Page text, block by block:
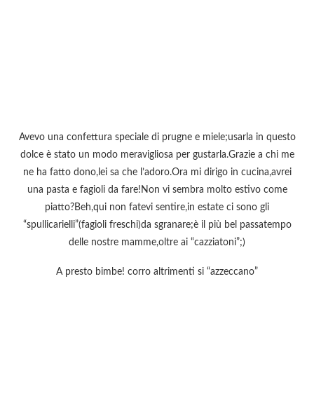
Avevo una confettura speciale di prugne e miele;usarla in questo
dolce è stato un modo meravigliosa per gustarla.Grazie a chi me
ne ha fatto dono,lei sa che l’adoro.Ora mi dirigo in cucina,avrei
una pasta e fagioli da fare!Non vi sembra molto estivo come
piatto?Beh,qui non fatevi sentire,in estate ci sono gli
“spullicarielli”(fagioli freschi)da sgranare;è il più bel passatempo
delle nostre mamme,oltre ai “cazziatoni”;)
A presto bimbe! corro altrimenti si “azzeccano”